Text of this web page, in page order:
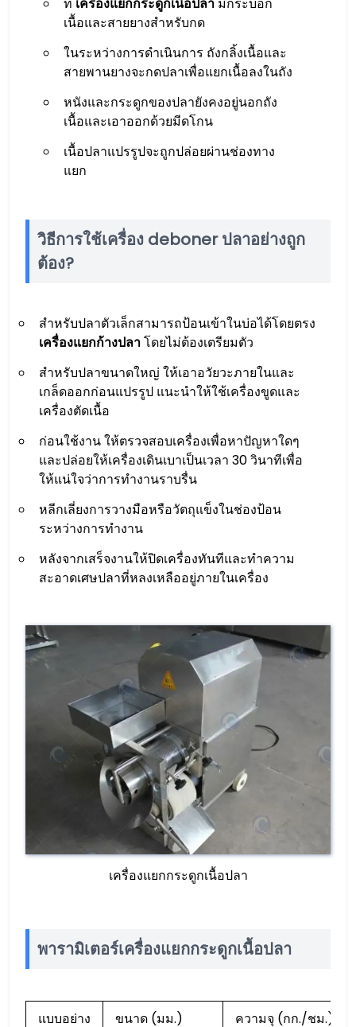
เนื้อและสายยางสำหรับกด
ในระหว่างการดำเนินการ ถังกลิ้งเนื้อและ
สายพานยางจะกดปลาเพื่อแยกเนื้อลงในถัง
หนังและกระดูกของปลายังคงอยู่นอกถัง
เนื้อและเอาออกด้วยมีดโกน
เนื้อปลาแปรรูปจะถูกปล่อยผ่านช่องทาง
แยก
วิธีการใช้เครื่อง deboner ปลาอย่างถูก
ต้อง?
สำหรับปลาตัวเล็กสามารถป้อนเข้าในบ่อได้โดยตรง
เครื่องแยกก้างปลาโดยไม่ต้องเตรียมตัว
สำหรับปลาขนาดใหญ่ ให้เอาอวัยวะภายในและ
เกล็ดออกก่อนแปรรูป แนะนำให้ใช้เครื่องขูดและ
เครื่องตัดเนื้อ
ก่อนใช้งาน ให้ตรวจสอบเครื่องเพื่อหาปัญหาใดๆ
และปล่อยให้เครื่องเดินเบาเป็นเวลา 30 วินาทีเพื่อ
ให้แน่ใจว่าการทำงานราบรื่น
หลีกเลี่ยงการวางมือหรือวัตถุแข็งในช่องป้อน
ระหว่างการทำงาน
หลังจากเสร็จงานให้ปิดเครื่องทันทีและทำความ
สะอาดเศษปลาที่หลงเหลืออยู่ภายในเครื่อง
เครื่องแยกกระดูกเนื้อปลา
พารามิเตอร์เครื่องแยกกระดูกเนื้อปลา
แบบอย่าง ขนาด (มม.) ความจุ (กก./ชม.)